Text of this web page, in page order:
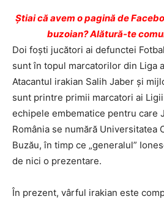
Ştiai că avem o pagină de
buzoian? Alătură-te
Doi foşti jucători ai defunctei
sunt în topul marcatorilor din Liga
Atacantul irakian Salih Jaber şi
sunt printre primii marcatori ai
echipele embematice pentru care
România se numără Universitatea
Buzău, în timp ce „generalul”
de nici o prezentare.
În prezent, vârful irakian este